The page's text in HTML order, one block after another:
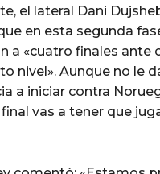
el lateral Dani
en esta segunda
a «cuatro finales ante
nivel». Aunque no le
a iniciar contra
final vas a tener que